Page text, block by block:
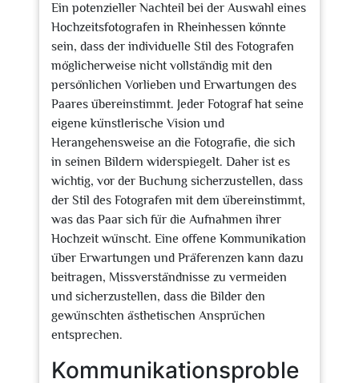
Ein potenzieller Nachteil bei der Auswahl eines
Hochzeitsfotografen in Rheinhessen könnte
sein, dass der individuelle Stil des Fotografen
möglicherweise nicht vollständig mit den
persönlichen Vorlieben und Erwartungen des
Paares übereinstimmt. Jeder Fotograf hat seine
eigene künstlerische Vision und
Herangehensweise an die Fotografie, die sich
in seinen Bildern widerspiegelt. Daher ist es
wichtig, vor der Buchung sicherzustellen, dass
der Stil des Fotografen mit dem übereinstimmt,
was das Paar sich für die Aufnahmen ihrer
Hochzeit wünscht. Eine offene Kommunikation
über Erwartungen und Präferenzen kann dazu
beitragen, Missverständnisse zu vermeiden
und sicherzustellen, dass die Bilder den
gewünschten ästhetischen Ansprüchen
entsprechen.
Kommunikationsproble